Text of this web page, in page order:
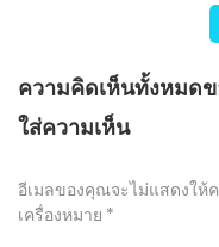
ความคิดเห็นทั้งหมด
ใส่ความเห็น
อีเมลของคุณจะไม่แสดงให้
เครื่องหมาย *